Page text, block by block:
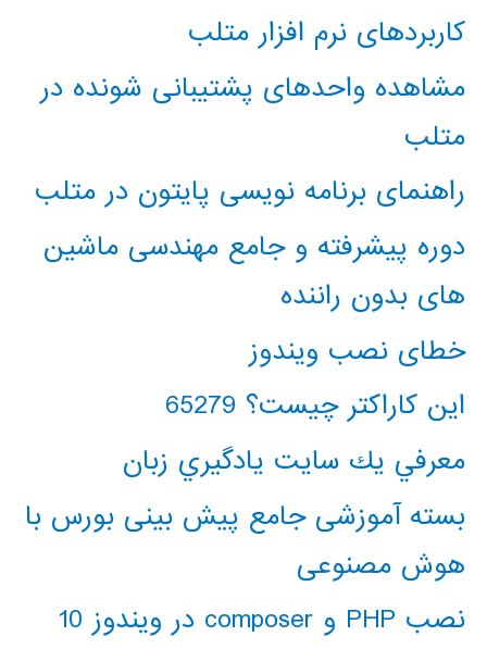
کاربردهای نرم افزار متلب
مشاهده واحدهای پشتیبانی شونده در
متلب
راهنمای برنامه نویسی پایتون در متلب
دوره پیشرفته و جامع مهندسی ماشین
های بدون راننده
خطای نصب ویندوز
این کاراکتر چیست؟ 65279
معرفي يك سايت يادگيري زبان
بسته آموزشی جامع پیش بینی بورس با
هوش مصنوعی
نصب PHP و composer در ویندوز 10